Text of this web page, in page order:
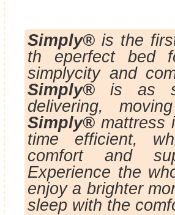
Simply® is the
th eperfect bed
simplycity and
Simply® is as
delivering,
Simply® mattress
time efficient,
comfort and
Experience the
enjoy a brighter
sleep with the